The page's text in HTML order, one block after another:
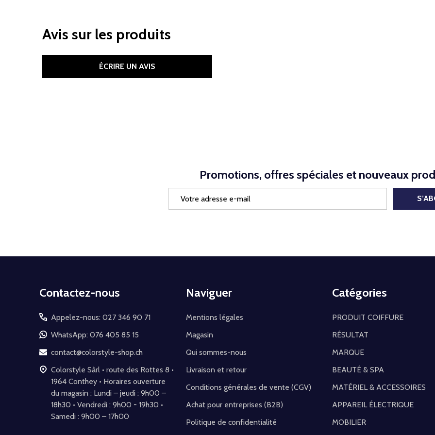
Avis sur les produits
ÉCRIRE UN AVIS
Promotions, offres spéciales et nouveaux
Contactez-nous
Appelez-nous: 027 346 90 71
WhatsApp: 076 405 85 15
contact@colorstyle-shop.ch
Colorstyle Sàrl • route des Rottes 8 •
1964 Conthey • Horaires ouverture
du magasin : Lundi – jeudi : 9h00 –
18h30 • Vendredi : 9h00 - 19h30 •
Samedi : 9h00 – 17h00
Naviguer
Mentions légales
Magasin
Qui sommes-nous
Livraison et retour
Conditions générales de vente (CGV)
Achat pour entreprises (B2B)
Politique de confidentialité
Catégories
PRODUIT COIFFURE
RÉSULTAT
MARQUE
BEAUTÉ & SPA
MATÉRIEL & ACCESSOIRES
APPAREIL ÉLECTRIQUE
MOBILIER